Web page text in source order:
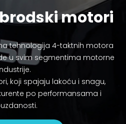
motori
tehnologija 4-taktnih motora
u svim segmentima motorne
koji spajaju lakoću i snagu,
po performansama i